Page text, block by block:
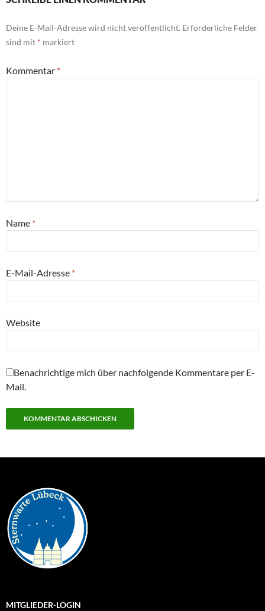
Deine E-Mail-Adresse wird nicht veröffentlicht. Erforderliche Felder
sind mit * markiert
Kommentar *
Name *
E-Mail-Adresse *
Website
Benachrichtige mich über nachfolgende Kommentare per E-
Mail.
MITGLIEDER-LOGIN